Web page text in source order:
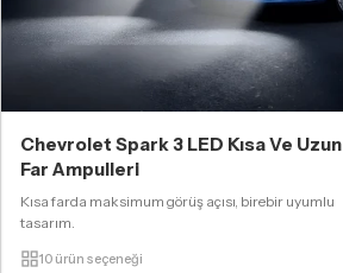
Chevrolet Spark 3 LED Kısa Ve Uzun
Far Ampulleri
Kısa farda maksimum görüş açısı, birebir uyumlu
tasarım.
10 ürün seçeneği